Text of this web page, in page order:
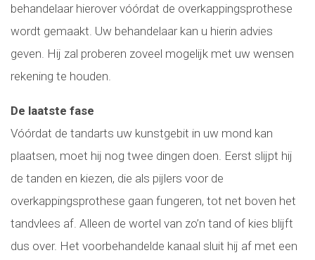
behandelaar hierover vóórdat de overkappingsprothese
wordt gemaakt. Uw behandelaar kan u hierin advies
geven. Hij zal proberen zoveel mogelijk met uw wensen
rekening te houden.
De laatste fase
Vóórdat de tandarts uw kunstgebit in uw mond kan
plaatsen, moet hij nog twee dingen doen. Eerst slijpt hij
de tanden en kiezen, die als pijlers voor de
overkappingsprothese gaan fungeren, tot net boven het
tandvlees af. Alleen de wortel van zo’n tand of kies blijft
dus over. Het voorbehandelde kanaal sluit hij af met een